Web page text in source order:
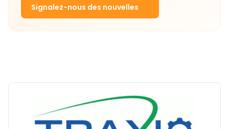
Signalez-nous des nouvelles